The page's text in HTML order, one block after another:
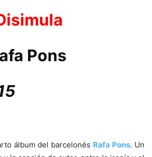
Pons
álbum del barcelonés Rafa Pons. Un